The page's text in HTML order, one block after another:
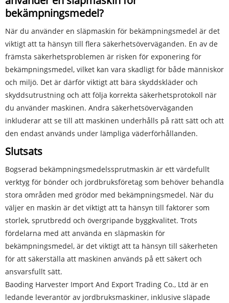
bekämpningsmedel?
När du använder en släpmaskin för bekämpningsmedel är det
viktigt att ta hänsyn till flera säkerhetsöverväganden. En av de
främsta säkerhetsproblemen är risken för exponering för
bekämpningsmedel, vilket kan vara skadligt för både människor
och miljö. Det är därför viktigt att bära skyddskläder och
skyddsutrustning och att följa korrekta säkerhetsprotokoll när
du använder maskinen. Andra säkerhetsöverväganden
inkluderar att se till att maskinen underhålls på rätt sätt och att
den endast används under lämpliga väderförhållanden.
Slutsats
Bogserad bekämpningsmedelssprutmaskin är ett värdefullt
verktyg för bönder och jordbruksföretag som behöver behandla
stora områden med grödor med bekämpningsmedel. När du
väljer en maskin är det viktigt att ta hänsyn till faktorer som
storlek, sprutbredd och övergripande byggkvalitet. Trots
fördelarna med att använda en släpmaskin för
bekämpningsmedel, är det viktigt att ta hänsyn till säkerheten
för att säkerställa att maskinen används på ett säkert och
ansvarsfullt sätt.
Baoding Harvester Import And Export Trading Co., Ltd är en
ledande leverantör av jordbruksmaskiner, inklusive släpade